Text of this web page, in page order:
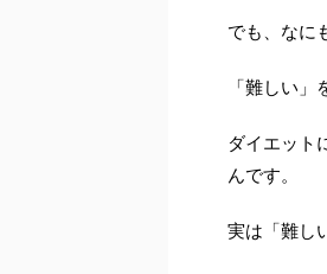
でも、なに
「難しい
ダイエット
んです。
実は「難し